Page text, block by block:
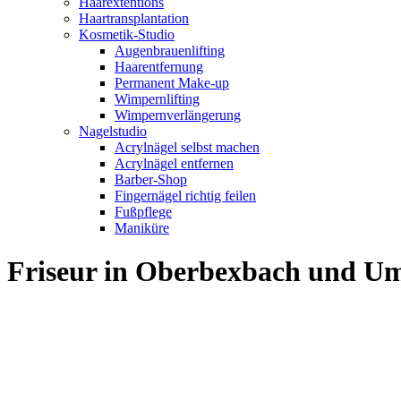
Haartransplantation
Kosmetik-Studio
Augenbrauenlifting
Haarentfernung
Permanent Make-up
Wimpernlifting
Wimpernverlängerung
Nagelstudio
Acrylnägel selbst machen
Acrylnägel entfernen
Barber-Shop
Fingernägel richtig feilen
Fußpflege
Maniküre
Friseur in Oberbexbach und